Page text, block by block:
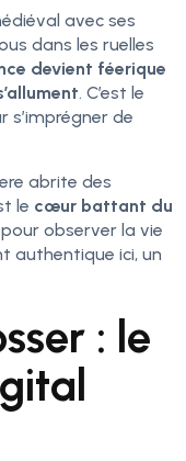
avec ses
dans les ruelles
devient féerique
. C’est le
s’imprégner de
abrite des
le cœur battant du
observer la vie
authentique ici, un
: le